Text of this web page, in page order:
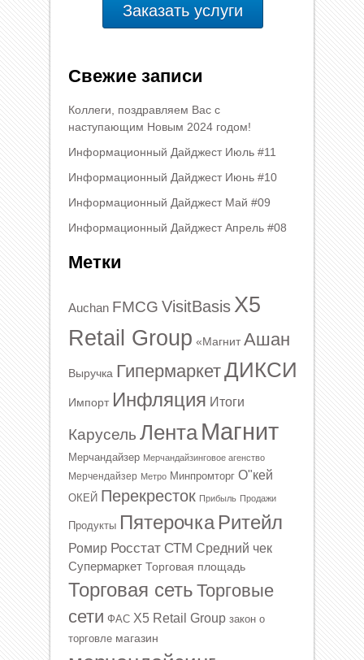
Заказать услуги
Свежие записи
Коллеги, поздравляем Вас с
наступающим Новым 2024 годом!
Информационный Дайджест Июль #11
Информационный Дайджест Июнь #10
Информационный Дайджест Май #09
Информационный Дайджест Апрель #08
Метки
Auchan FMCG VisitBasis X5
Retail Group «Магнит Ашан
Выручка ГипермаркетДИКСИ
Импорт Инфляция Итоги
Карусель Лента Магнит
Мерчандайзер Мерчандайзинговое агенство
Мерчендайзер Метро Минпромторг О"кей
ОКЕЙ Перекресток Прибыль Продажи
Продукты Пятерочка Ритейл
Ромир Росстат СТМ Средний чек
Супермаркет Торговая площадь
Торговая сеть Торговые
сети ФАС Х5 Retail Group закон о
торговле магазин